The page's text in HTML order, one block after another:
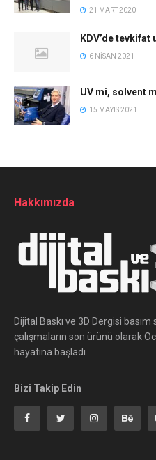
21 MART 2020
KDV’de tevkifat
6 NISAN 2021
UV mi, solvent
15 MAYIS 2021
Hakkımızda
Dijital Baskı ve 3D Dergisi
çalışmaların son ürünü olarak
hayatına başladı.
Bizi Takip Edin